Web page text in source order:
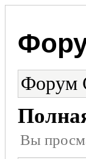
Форум
Вы